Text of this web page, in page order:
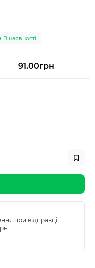
В наявності
91.00грн
при відправці